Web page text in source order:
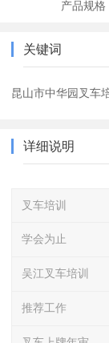
产品规格
关键词
昆山市中华园叉车
详细说明
叉车培训
学会为止
吴江叉车培训
推荐工作